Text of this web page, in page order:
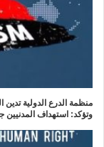
منظمة الدرع الدولية
وتؤكد: استهداف المدنيين